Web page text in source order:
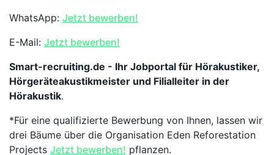
WhatsApp: Jetzt bewerben!
E-Mail: Jetzt bewerben!
Smart-recruiting.de - Ihr Jobportal für Hörakustiker,
Hörgeräteakustikmeister und Filialleiter in der
Hörakustik.
*Für eine qualifizierte Bewerbung von Ihnen, lassen wir
drei Bäume über die Organisation Eden Reforestation
Projects Jetzt bewerben! pflanzen.